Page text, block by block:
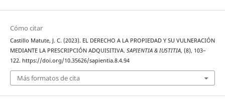
Cómo citar
Castillo Matute, J. C. (2023). EL DERECHO A LA PROPIEDAD Y SU VULNERACIÓN
MEDIANTE LA PRESCRIPCIÓN ADQUISITIVA. SAPIENTIA & IUSTITIA, (8), 103–
122. https://doi.org/10.35626/sapientia.8.4.94
Más formatos de cita